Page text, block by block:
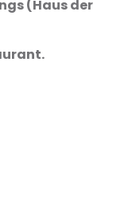
(Haus der